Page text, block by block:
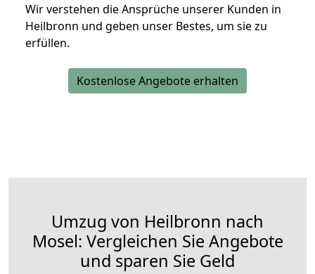
Wir verstehen die Ansprüche unserer Kunden in
Heilbronn und geben unser Bestes, um sie zu
erfüllen.
Kostenlose Angebote erhalten
Umzug von Heilbronn nach
Mosel: Vergleichen Sie Angebote
und sparen Sie Geld